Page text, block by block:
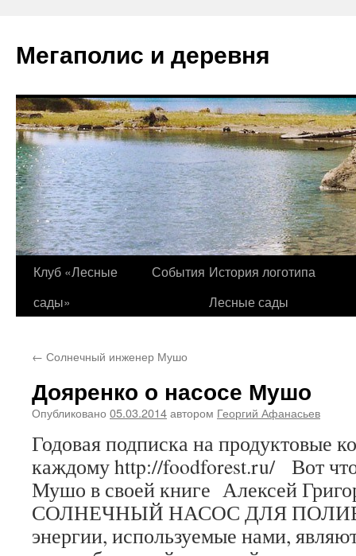
содержимому
Мегаполис и деревня
Клуб «Лесные
сады»
События История логотипа
Лесные сады
← Солнечный инженер Мушо
Дояренко о насосе Мушо
Опубликовано 05.03.2014автором Георгий Афанасьев
Годовая подписка на продуктовые
каждому http://foodforest.ru/ Вот
Мушо в своей книге Алексей
СОЛНЕЧНЫЙ НАСОС ДЛЯ
энергии, используемые нами,